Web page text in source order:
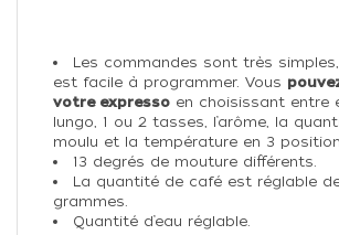
Les commandes sont très
est facile à programmer. Vous
votre expresso en choisissant entre
lungo, 1 ou 2 tasses, l’arôme, la
moulu et la température en 3
13 degrés de mouture différents.
La quantité de café est réglable
grammes.
Quantité d’eau réglable.